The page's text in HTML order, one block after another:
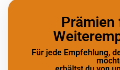
Prämien
Für jede Empfehlung,